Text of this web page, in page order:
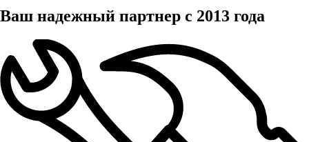
Ваш надежный партнер с 2013 года